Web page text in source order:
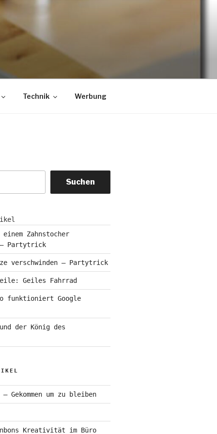
Technik Werbung
Suchen
Zahnstocher
Partytrick
verschwinden – Partytrick
Geiles Fahrrad
funktioniert Google
der König des
Gekommen um zu bleiben
Kreativität im Büro